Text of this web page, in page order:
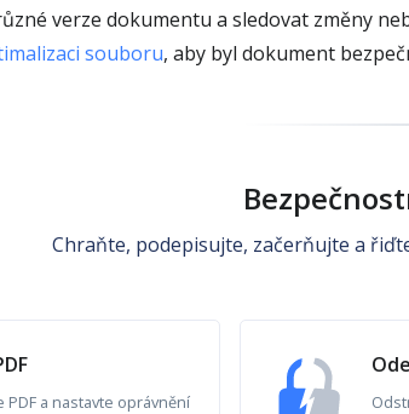
verze dokumentu a sledovat změny
souboru, aby byl dokument
Chraňte, podepisujte, začerňujte a
PDF a nastavte oprávnění